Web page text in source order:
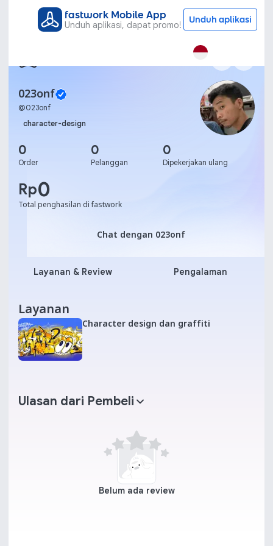
fastwork Mobile App
Unduh aplikasi, dapat promo! Unduh aplikasi
023onf
@023onf
character-design
0
Order
0
Pelanggan
0
Dipekerjakan ulang
Rp0
Total penghasilan di fastwork
Chat dengan 023onf
Chat dengan 023onf
Layanan & Review Pengalaman
Layanan
Character design dan graffiti
Ulasan dari Pembeli
Belum ada review